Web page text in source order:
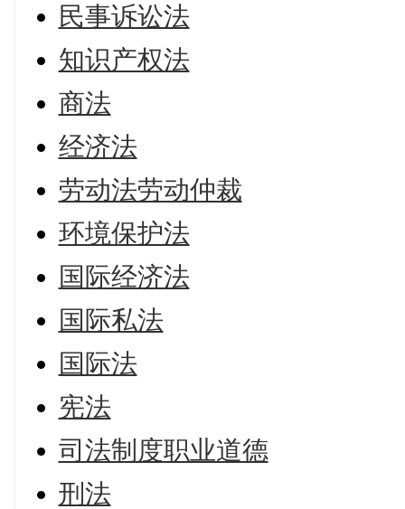
民事诉讼法
知识产权法
商法
经济法
劳动法劳动仲裁
环境保护法
国际经济法
国际私法
国际法
宪法
司法制度职业道德
刑法